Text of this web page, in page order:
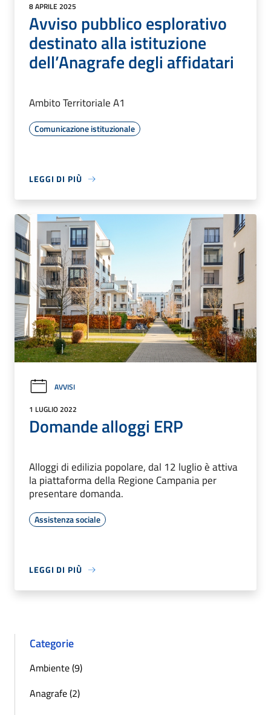
8 APRILE 2025
Avviso pubblico esplorativo
destinato alla istituzione
dell’Anagrafe degli affidatari
Ambito Territoriale A1
Comunicazione istituzionale
LEGGI DI PIÙ
AVVISI
1 LUGLIO 2022
Domande alloggi ERP
Alloggi di edilizia popolare, dal 12 luglio è attiva
la piattaforma della Regione Campania per
presentare domanda.
Assistenza sociale
LEGGI DI PIÙ
Categorie
Ambiente (9)
Anagrafe (2)